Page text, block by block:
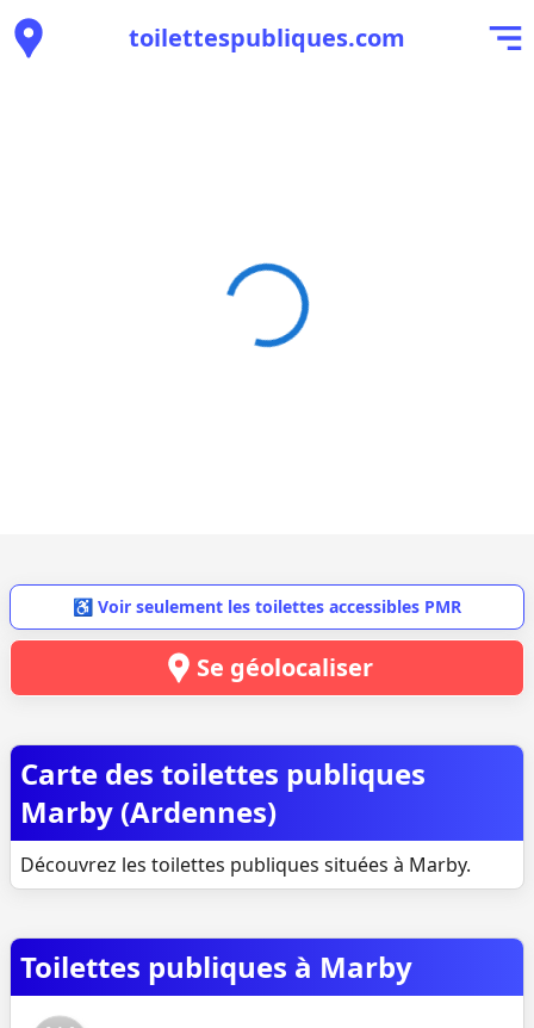
toilettespubliques.com
♿ Voir seulement les toilettes accessibles PMR
Se géolocaliser
Carte des toilettes publiques
Marby (Ardennes)
Découvrez les toilettes publiques situées à Marby.
Toilettes publiques à Marby